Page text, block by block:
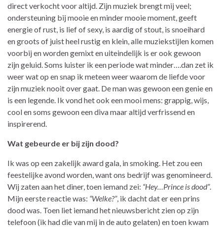
direct verkocht voor altijd. Zijn muziek brengt mij veel;
ondersteuning bij mooie en minder mooie moment, geeft
energie of rust, is lief of sexy, is aardig of stout, is snoeihard
en groots of juist heel rustig en klein, alle muziekstijlen komen
voorbij en worden gemixt en uiteindelijk is er ook gewoon
zijn geluid. Soms luister ik een periode wat minder….dan zet ik
weer wat op en snap ik meteen weer waarom de liefde voor
zijn muziek nooit over gaat. De man was gewoon een genie en
is een legende. Ik vond het ook een mooi mens: grappig, wijs,
cool en soms gewoon een diva maar altijd verfrissend en
inspirerend.
Wat gebeurde er bij zijn dood?
Ik was op een zakelijk award gala, in smoking. Het zou een
feestelijke avond worden, want ons bedrijf was genomineerd.
Wij zaten aan het diner, toen iemand zei: “Hey…Prince is dood”.
Mijn eerste reactie was: “Welke?”, ik dacht dat er een prins
dood was. Toen liet iemand het nieuwsbericht zien op zijn
telefoon (ik had die van mij in de auto gelaten) en toen kwam